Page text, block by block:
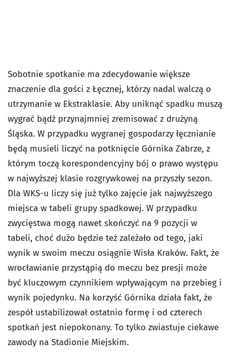
Sobotnie spotkanie ma zdecydowanie większe
znaczenie dla gości z Łęcznej, którzy nadal walczą o
utrzymanie w Ekstraklasie. Aby uniknąć spadku muszą
wygrać bądź przynajmniej zremisować z drużyną
Śląska. W przypadku wygranej gospodarzy łęcznianie
będą musieli liczyć na potknięcie Górnika Zabrze, z
którym toczą korespondencyjny bój o prawo występu
w najwyższej klasie rozgrywkowej na przyszły sezon.
Dla WKS-u liczy się już tylko zajęcie jak najwyższego
miejsca w tabeli grupy spadkowej. W przypadku
zwycięstwa mogą nawet skończyć na 9 pozycji w
tabeli, choć dużo będzie też zależało od tego, jaki
wynik w swoim meczu osiągnie Wisła Kraków. Fakt, że
wrocławianie przystąpią do meczu bez presji może
być kluczowym czynnikiem wpływającym na przebieg i
wynik pojedynku. Na korzyść Górnika działa fakt, że
zespół ustabilizował ostatnio formę i od czterech
spotkań jest niepokonany. To tylko zwiastuje ciekawe
zawody na Stadionie Miejskim.